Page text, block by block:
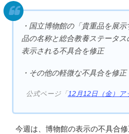
・国立博物館の「貴重品を展
品の名称と総合教養ステータ
表示される不具合を修正
・その他の軽微な不具合を修正
公式ページ「12月12日（金）ア
今週は、博物館の表示の不具合修